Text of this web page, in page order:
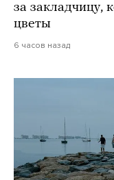
за закладчицу,
цветы
6 часов назад